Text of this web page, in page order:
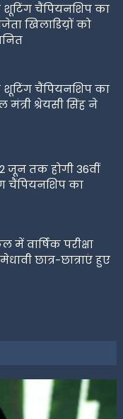
शूटिंग चैंपियनशिप का
खिलाडिय़ों को
शूटिंग चैंपियनशिप का
श्रेयसी सिंह ने
जून तक होगी 36वीं
चैंपियनशिप का
में वार्षिक परीक्षा
छात्र-छात्राएं हुए